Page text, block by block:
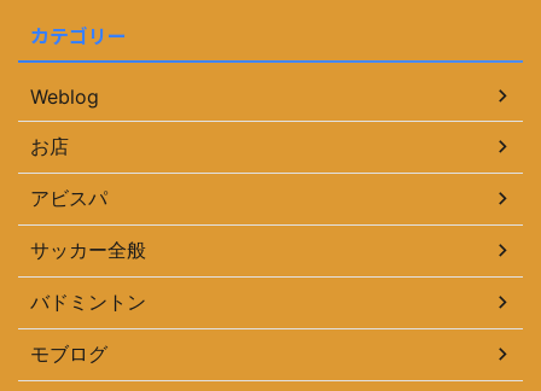
カテゴリー
Weblog
お店
アビスパ
サッカー全般
バドミントン
モブログ